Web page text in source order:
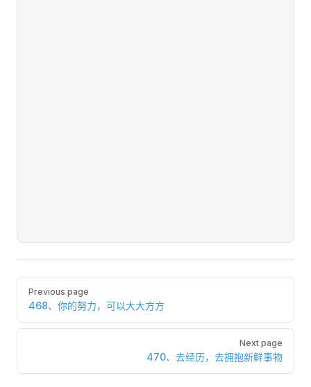
Pager
Previous page
468、你的努力，可以大大方方
Next page
470、去经历，去拥抱新鲜事物